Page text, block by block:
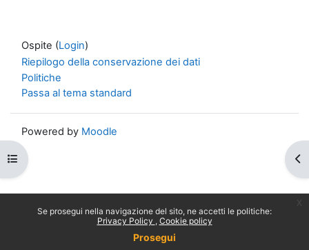
Se prosegui nella navigazione del sito, ne accetti le politiche:
Privacy Policy
Cookie policy
Prosegui
Apri indice del corso
Ospite (Login)
Riepilogo della conservazione dei dati
Politiche
Passa al tema standard
Powered by Moodle